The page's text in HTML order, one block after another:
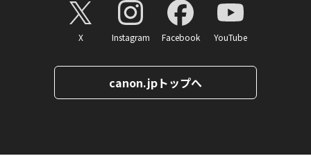
X Instagram Facebook YouTube
canon.jpトップへ